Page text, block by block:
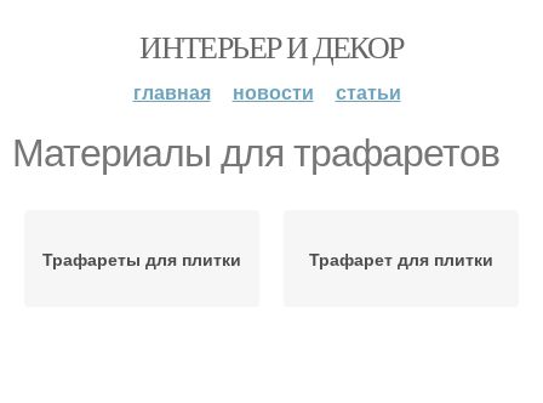
ИНТЕРЬЕР И ДЕКОР
главная новости статьи
Материалы для трафаретов
Трафареты для плитки Трафарет для плитки